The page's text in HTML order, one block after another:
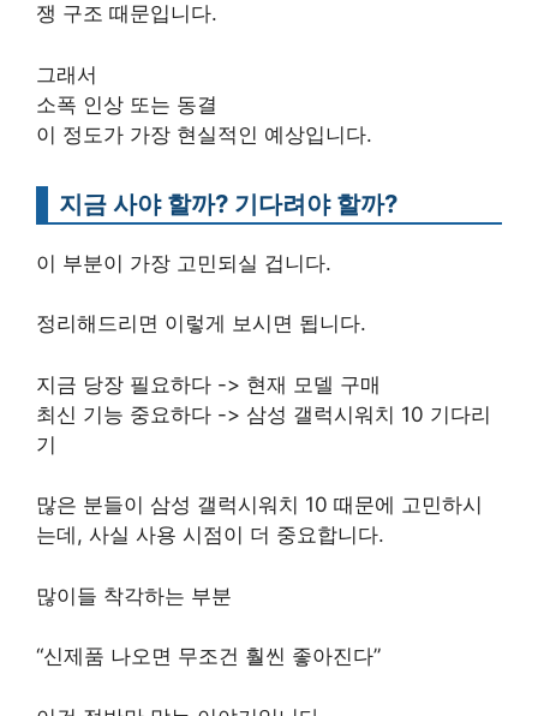
쟁 구조 때문입니다.
그래서
소폭 인상 또는 동결
이 정도가 가장 현실적인 예상입니다.
지금 사야 할까? 기다려야 할까?
이 부분이 가장 고민되실 겁니다.
정리해드리면 이렇게 보시면 됩니다.
지금 당장 필요하다 -> 현재 모델 구매
최신 기능 중요하다 -> 삼성 갤럭시워치 10 기다리
기
많은 분들이 삼성 갤럭시워치 10 때문에 고민하시
는데, 사실 사용 시점이 더 중요합니다.
많이들 착각하는 부분
“신제품 나오면 무조건 훨씬 좋아진다”